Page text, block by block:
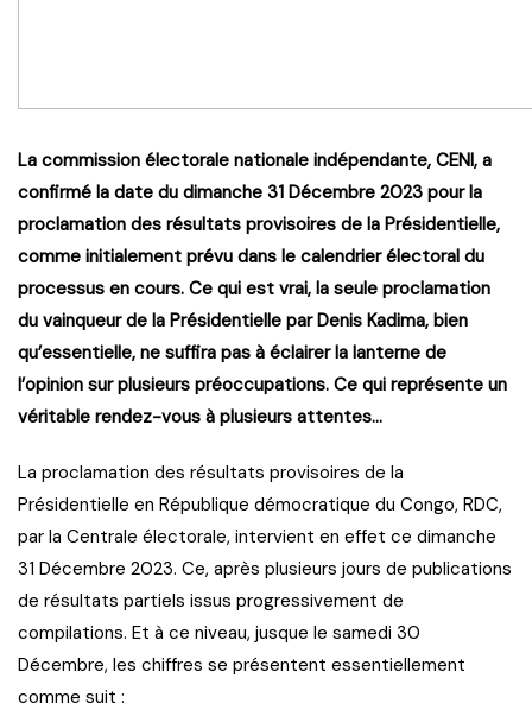
La commission électorale nationale indépendante, CENI, a
confirmé la date du dimanche 31 Décembre 2023 pour la
proclamation des résultats provisoires de la Présidentielle,
comme initialement prévu dans le calendrier électoral du
processus en cours. Ce qui est vrai, la seule proclamation
du vainqueur de la Présidentielle par Denis Kadima, bien
qu’essentielle, ne suffira pas à éclairer la lanterne de
l’opinion sur plusieurs préoccupations. Ce qui représente un
véritable rendez-vous à plusieurs attentes…
La proclamation des résultats provisoires de la
Présidentielle en République démocratique du Congo, RDC,
par la Centrale électorale, intervient en effet ce dimanche
31 Décembre 2023. Ce, après plusieurs jours de publications
de résultats partiels issus progressivement de
compilations. Et à ce niveau, jusque le samedi 30
Décembre, les chiffres se présentent essentiellement
comme suit :